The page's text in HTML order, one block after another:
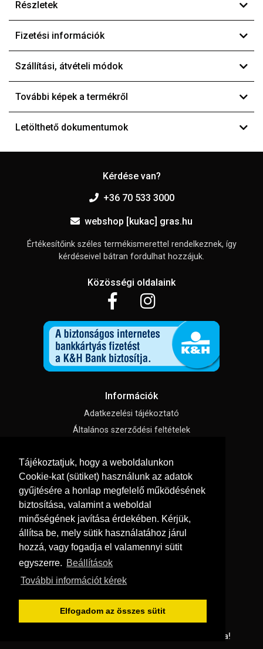
Tájékoztatjuk, hogy a weboldalunkon
Cookie-kat (sütiket) használunk az adatok
gyűjtésére a honlap megfelelő működésének
biztosítása, valamint a weboldal
minőségének javítása érdekében. Kérjük,
állítsa be, mely sütik használatához járul
hozzá, vagy fogadja el valamennyi sütit
egyszerre. Beállítások
További információt kérek
Elfogadom az összes sütit
Részletek
Fizetési információk
Szállítási, átvételi módok
További képek a termékről
Letölthető dokumentumok
Kérdése van?
+36 70 533 3000
webshop [kukac] gras.hu
Értékesítőink széles termékismerettel rendelkeznek, így
kérdéseivel bátran fordulhat hozzájuk.
Közösségi oldalaink
Információk
Adatkezelési tájékoztató
Általános szerződési feltételek
Süti beállítások
Menü
Hírek, cikkek
Kapcsolat
Letölthető katalógusok
Szállítás és fizetés
Vásárlási feltételek
Minden jog fenntartva!